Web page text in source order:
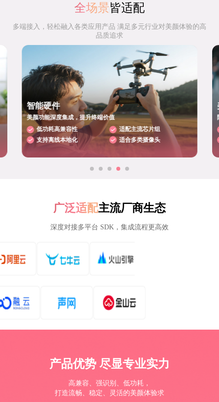
全场景皆适配
多端接入，轻松融入各类应用产品 满足多元行业对美颜体验的高
品质追求
智能硬件
美颜功能深度集成，提升终端价值
低功耗高兼容性
适配主流芯片组
支持离线本地化
适合多类摄像头
广泛适配主流厂商生态
深度对接多平台 SDK，集成流程更高效
产品优势 尽显专业实力
高兼容、强识别、低功耗，
打造流畅、稳定、灵活的美颜体验求